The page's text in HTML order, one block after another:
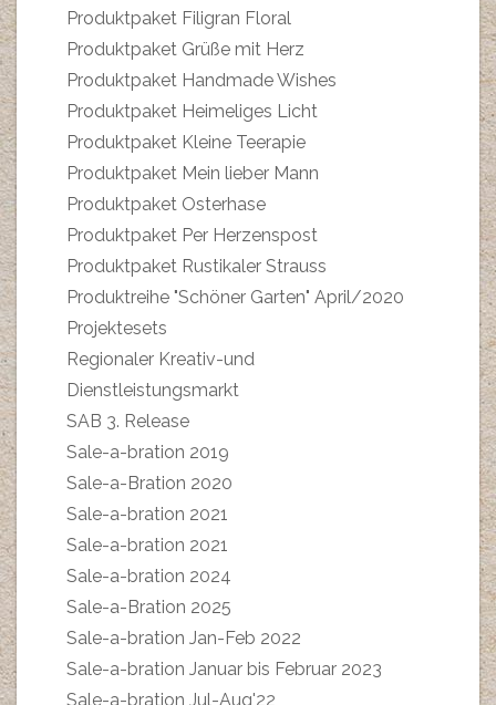
Produktpaket Filigran Floral
Produktpaket Grüße mit Herz
Produktpaket Handmade Wishes
Produktpaket Heimeliges Licht
Produktpaket Kleine Teerapie
Produktpaket Mein lieber Mann
Produktpaket Osterhase
Produktpaket Per Herzenspost
Produktpaket Rustikaler Strauss
Produktreihe "Schöner Garten" April/2020
Projektesets
Regionaler Kreativ-und
Dienstleistungsmarkt
SAB 3. Release
Sale-a-bration 2019
Sale-a-Bration 2020
Sale-a-bration 2021
Sale-a-bration 2021
Sale-a-bration 2024
Sale-a-Bration 2025
Sale-a-bration Jan-Feb 2022
Sale-a-bration Januar bis Februar 2023
Sale-a-bration Jul-Aug'22